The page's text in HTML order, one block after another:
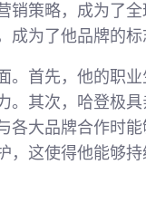
策略，成为了
为了他品牌的标
。首先，他的职
。其次，哈登极
各大品牌合作时
，这使得他能够